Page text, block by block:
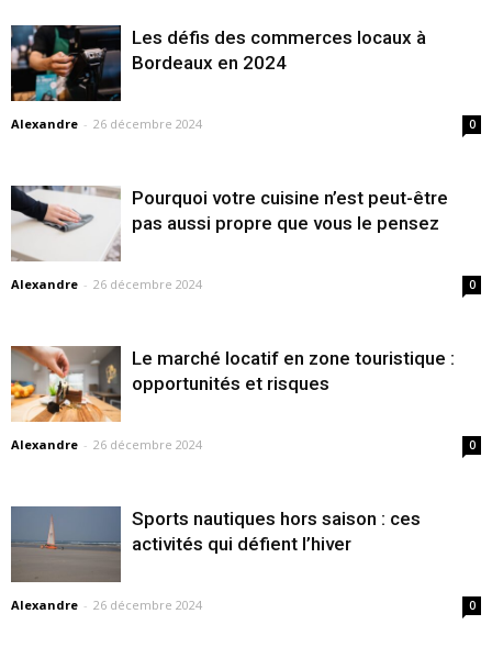
Les défis des commerces locaux à
Bordeaux en 2024
Alexandre - 26 décembre 2024 0
Pourquoi votre cuisine n’est peut-être
pas aussi propre que vous le pensez
Alexandre - 26 décembre 2024 0
Le marché locatif en zone touristique :
opportunités et risques
Alexandre - 26 décembre 2024 0
Sports nautiques hors saison : ces
activités qui défient l’hiver
Alexandre - 26 décembre 2024 0